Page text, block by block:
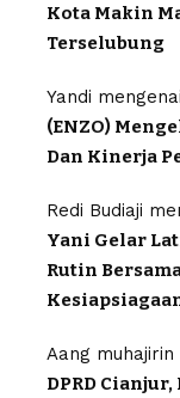
Kota Makin
Terselubung
Yandi mengenai
(ENZO)
Dan Kinerja
Redi Budiaji
Yani Gelar
Rutin
Aang muhajirin
DPRD